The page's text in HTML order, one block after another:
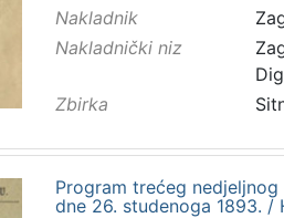
Nakladnik
Nakladnički niz
Zbirka
Program trećeg
dne 26. studenoga 1893. /